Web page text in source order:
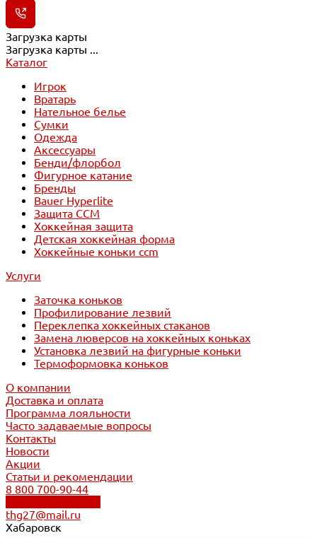
Загрузка карты
Загрузка карты ...
Каталог
Игрок
Вратарь
Нательное белье
Сумки
Одежда
Аксессуары
Бенди/флорбол
Фигурное катание
Бренды
Bauer Hyperlite
Защита CCM
Хоккейная защита
Детская хоккейная форма
Хоккейные коньки ccm
Услуги
Заточка коньков
Профилирование лезвий
Переклепка хоккейных стаканов
Замена люверсов на хоккейных коньках
Установка лезвий на фигурные коньки
Термоформовка коньков
О компании
Доставка и оплата
Программа лояльности
Часто задаваемые вопросы
Контакты
Новости
Акции
Статьи и рекомендации
8 800 700-90-44
thg27@mail.ru
Хабаровск